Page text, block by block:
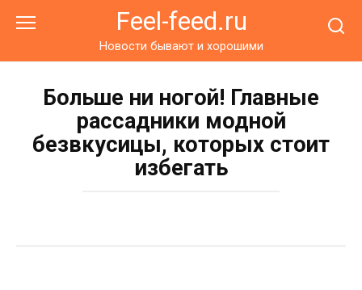
Feel-feed.ru
Новости бывают и хорошими
Больше ни ногой! Главные
рассадники модной
безвкусицы, которых стоит
избегать